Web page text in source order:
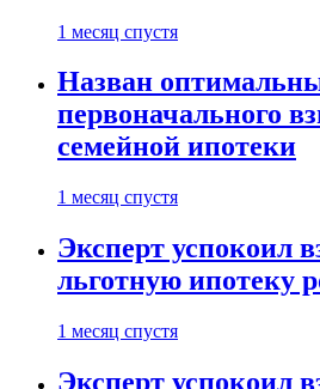
1 месяц спустя
Назван
первоначального
семейной ипотеки
1 месяц спустя
Эксперт успокоил
льготную ипотеку
1 месяц спустя
Эксперт успокоил